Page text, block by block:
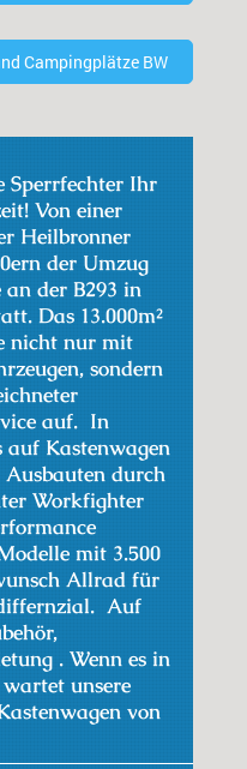
Campingplätze BW
Sperrfechter Ihr
Von einer
Heilbronner
der Umzug
an der B293 in
Das 13.000m²
nicht nur mit
sondern
auf. In
auf Kastenwagen
durch
Workfighter
mit 3.500
Allrad für
Auf
. Wenn es in
unsere
von